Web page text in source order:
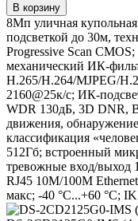
В корзину
8Мп уличная
подсветкой до 30м,
Progressive Scan
механический ИК-
H.265/H.264/MJPEG/
2160@25к/с; ИК-
WDR 130дБ, 3D DNR,
движения,
классификация
512Гб; встроенный
тревожные вход/выход
RJ45 10M/100M
макс; -40 °C...+60 °C;